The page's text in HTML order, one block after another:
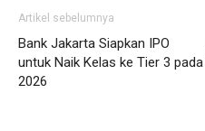
Artikel sebelumnya
Bank Jakarta Siapkan IPO
untuk Naik Kelas ke Tier 3 pada
2026